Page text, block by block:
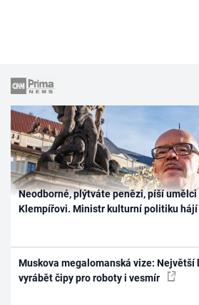
Neodborné, plýtváte penězi, píší
Klempířovi. Ministr kulturní politiku hájí
Muskova megalomanská vize: Největší
vyrábět čipy pro roboty i vesmír